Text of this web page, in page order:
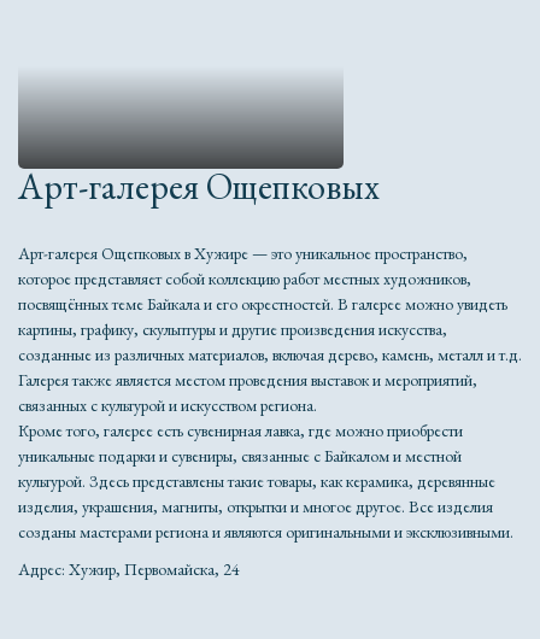
Арт-галерея Ощепковых
Арт-галерея Ощепковых в Хужире — это уникальное пространство,
которое представляет собой коллекцию работ местных художников,
посвящённых теме Байкала и его окрестностей. В галерее можно увидеть
картины, графику, скульптуры и другие произведения искусства,
созданные из различных материалов, включая дерево, камень, металл и т.д.
Галерея также является местом проведения выставок и мероприятий,
связанных с культурой и искусством региона.
Кроме того, галерее есть сувенирная лавка, где можно приобрести
уникальные подарки и сувениры, связанные с Байкалом и местной
культурой. Здесь представлены такие товары, как керамика, деревянные
изделия, украшения, магниты, открытки и многое другое. Все изделия
созданы мастерами региона и являются оригинальными и эксклюзивными.
Адрес: Хужир, Первомайска, 24